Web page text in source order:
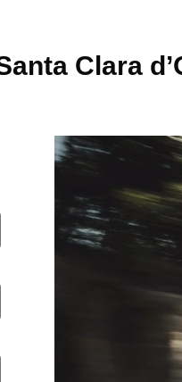
Clara